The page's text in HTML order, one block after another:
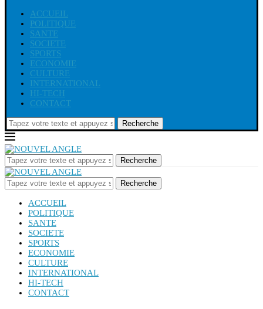
ACCUEIL
POLITIQUE
SANTE
SOCIETE
SPORTS
ECONOMIE
CULTURE
INTERNATIONAL
HI-TECH
CONTACT
Recherche
Recherche
Recherche
ACCUEIL
POLITIQUE
SANTE
SOCIETE
SPORTS
ECONOMIE
CULTURE
INTERNATIONAL
HI-TECH
CONTACT